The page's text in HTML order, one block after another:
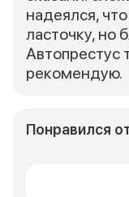
надеялся,
ласточку, но
Автопрестус
рекомендую.
Понравился